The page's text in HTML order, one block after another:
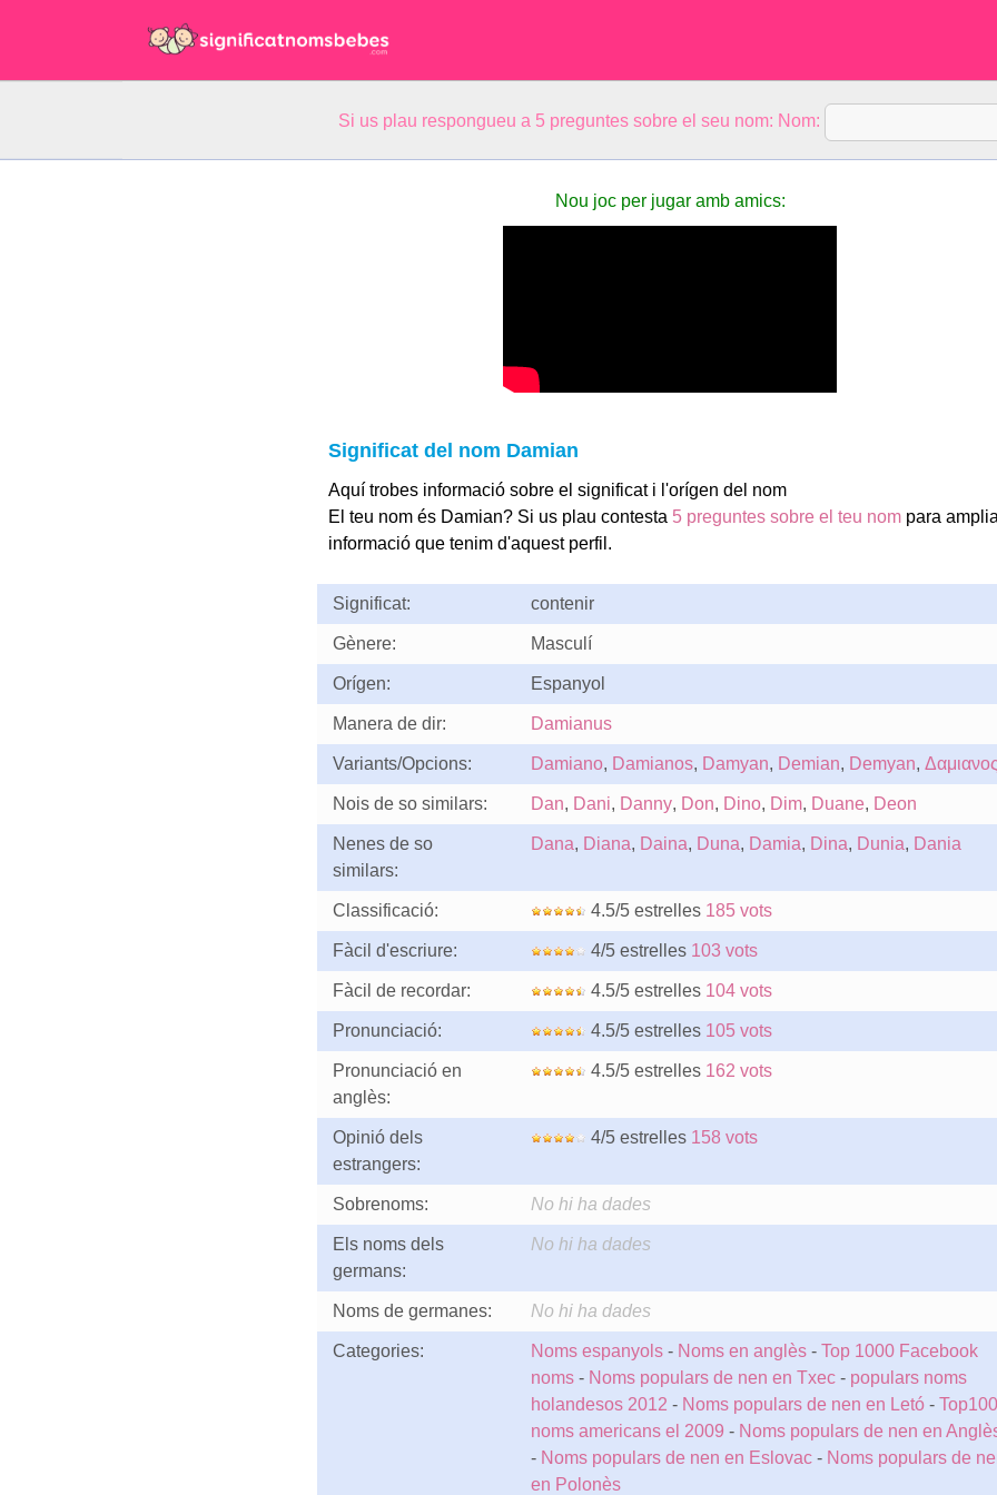
Si us plau respongueu a 5 preguntes sobre el seu nom: Nom:
Nou joc per jugar amb amics:
Significat del nom Damian
Aquí trobes informació sobre el significat i l'orígen del nom
El teu nom és Damian? Si us plau contesta 5 preguntes sobre el teu nompara
informació que tenim d'aquest perfil.
Significat: contenir
Gènere: Masculí
Orígen: Espanyol
Manera de dir: Damianus
Variants/Opcions: Damiano, Damianos, Damyan, Demian, Demyan, Δαμιανος
Nois de so similars: Dan, Dani, Danny, Don, Dino, Dim, Duane, Deon
Nenes de so
similars:
Dana, Diana, Daina, Duna, Damia, Dina, Dunia, Dania
Classificació: 4.5/5 estrelles 185 vots
Fàcil d'escriure: 4/5 estrelles 103 vots
Fàcil de recordar: 4.5/5 estrelles 104 vots
Pronunciació: 4.5/5 estrelles 105 vots
Pronunciació en
anglès:
4.5/5 estrelles 162 vots
Opinió dels
estrangers:
4/5 estrelles 158 vots
Sobrenoms: No hi ha dades
Els noms dels
germans:
No hi ha dades
Noms de germanes: No hi ha dades
Categories: Noms espanyols- Noms en anglès- Top 1000 Facebook
noms- Noms populars de nen en Txec - populars noms
holandesos 2012 - Noms populars de nen en Letó -
noms americans el 2009 - Noms populars de nen en
- Noms populars de nen en Eslovac - Noms populars de
en Polonès